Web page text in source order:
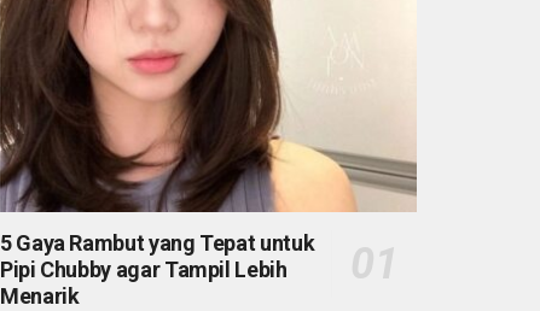
5 Gaya Rambut yang Tepat untuk
Pipi Chubby agar Tampil Lebih
Menarik